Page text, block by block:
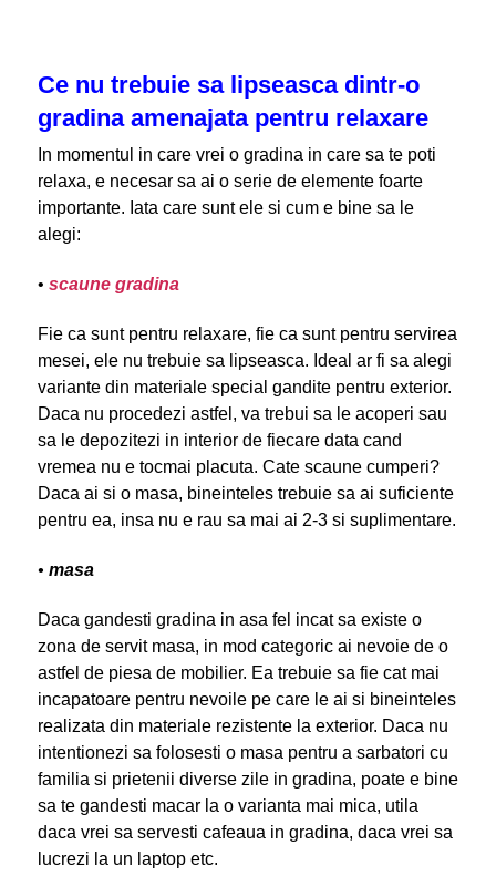
Ce nu trebuie sa lipseasca dintr-o
gradina amenajata pentru relaxare
In momentul in care vrei o gradina in care sa te poti
relaxa, e necesar sa ai o serie de elemente foarte
importante. Iata care sunt ele si cum e bine sa le
alegi:
• scaune gradina
Fie ca sunt pentru relaxare, fie ca sunt pentru servirea
mesei, ele nu trebuie sa lipseasca. Ideal ar fi sa alegi
variante din materiale special gandite pentru exterior.
Daca nu procedezi astfel, va trebui sa le acoperi sau
sa le depozitezi in interior de fiecare data cand
vremea nu e tocmai placuta. Cate scaune cumperi?
Daca ai si o masa, bineinteles trebuie sa ai suficiente
pentru ea, insa nu e rau sa mai ai 2-3 si suplimentare.
• masa
Daca gandesti gradina in asa fel incat sa existe o
zona de servit masa, in mod categoric ai nevoie de o
astfel de piesa de mobilier. Ea trebuie sa fie cat mai
incapatoare pentru nevoile pe care le ai si bineinteles
realizata din materiale rezistente la exterior. Daca nu
intentionezi sa folosesti o masa pentru a sarbatori cu
familia si prietenii diverse zile in gradina, poate e bine
sa te gandesti macar la o varianta mai mica, utila
daca vrei sa servesti cafeaua in gradina, daca vrei sa
lucrezi la un laptop etc.